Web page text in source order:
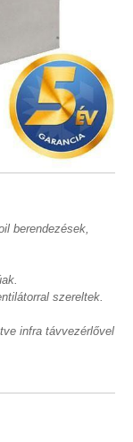
berendezések,
szereltek.
infra távvezérlővel